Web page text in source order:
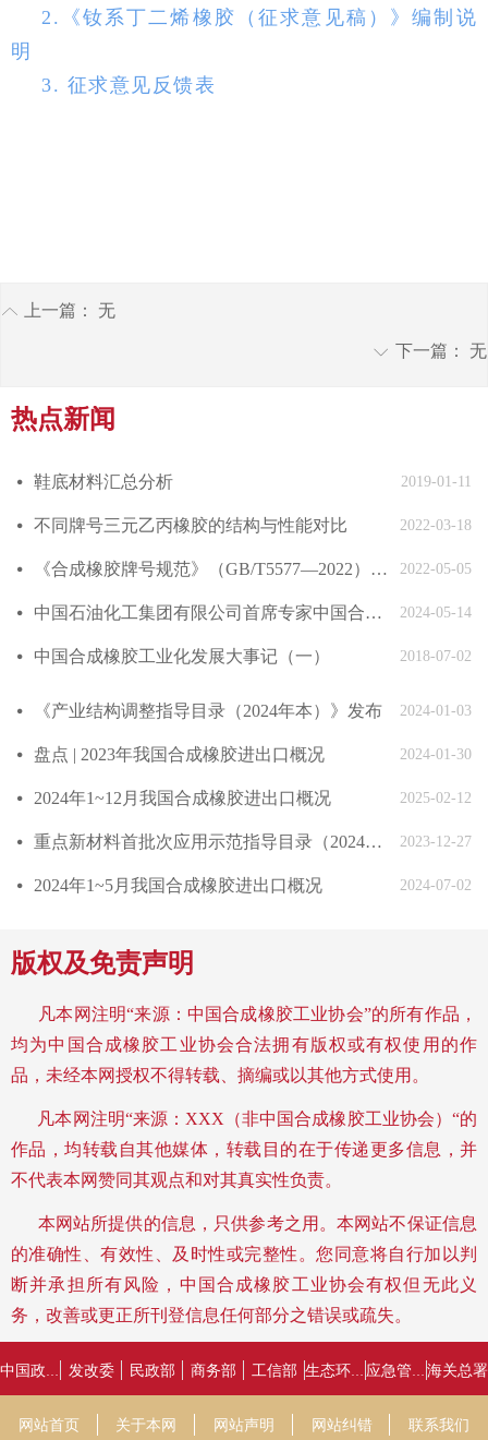
2.《钕系丁二烯橡胶（征求意见稿）》编制说
明
3. 征求意见反馈表
ꂁ 上一篇： 无
ꀅ 下一篇： 无
热点新闻
2019-01-11
넸 鞋底材料汇总分析
2022-03-18
넸 不同牌号三元乙丙橡胶的结构与性能对比
2022-05-05
넸 《合成橡胶牌号规范》（GB/T5577—2022）发布
2024-05-14
넸 中国石油化工集团有限公司首席专家中国合成橡胶工业协会副会长庄毅当选国际合成橡胶生产者协会国际主席
2018-07-02
넸 中国合成橡胶工业化发展大事记（一）
2024-01-03
넸 《产业结构调整指导目录（2024年本）》发布
2024-01-30
넸 盘点 | 2023年我国合成橡胶进出口概况
2025-02-12
넸 2024年1~12月我国合成橡胶进出口概况
2023-12-27
넸 重点新材料首批次应用示范指导目录（2024年版）发布
2024-07-02
넸 2024年1~5月我国合成橡胶进出口概况
版权及免责声明
凡本网注明“来源：中国合成橡胶工业协会”的所有作品，
均为中国合成橡胶工业协会合法拥有版权或有权使用的作
品，未经本网授权不得转载、摘编或以其他方式使用。
凡本网注明“来源：XXX（非中国合成橡胶工业协会）“的
作品，均转载自其他媒体，转载目的在于传递更多信息，并
不代表本网赞同其观点和对其真实性负责。
本网站所提供的信息，只供参考之用。本网站不保证信息
的准确性、有效性、及时性或完整性。您同意将自行加以判
断并承担所有风险，中国合成橡胶工业协会有权但无此义
务，改善或更正所刊登信息任何部分之错误或疏失。
中国政府网 发改委 民政部 商务部 工信部 生态环境部 应急管理部 海关总署
网站首页 关于本网 网站声明 网站纠错 联系我们